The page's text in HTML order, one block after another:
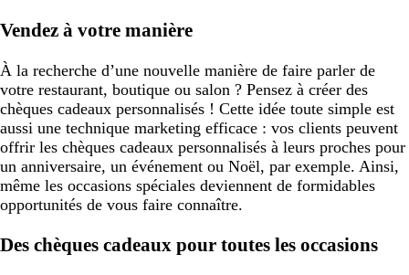
Vendez à votre manière
À la recherche d’une nouvelle manière de faire parler de
votre restaurant, boutique ou salon ? Pensez à créer des
chèques cadeaux personnalisés ! Cette idée toute simple est
aussi une technique marketing efficace : vos clients peuvent
offrir les chèques cadeaux personnalisés à leurs proches pour
un anniversaire, un événement ou Noël, par exemple. Ainsi,
même les occasions spéciales deviennent de formidables
opportunités de vous faire connaître.
Des chèques cadeaux pour toutes les occasions